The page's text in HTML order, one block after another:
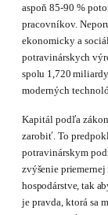
aspoň 85-90 %
pracovníkov.
ekonomicky a
potravinár­skych
spolu 1,720 miliardy
moderných
Kapitál podľa
zarobiť. To
potravinárskym
zvýšenie
hospodárstve, tak
je pravda, ktorá sa